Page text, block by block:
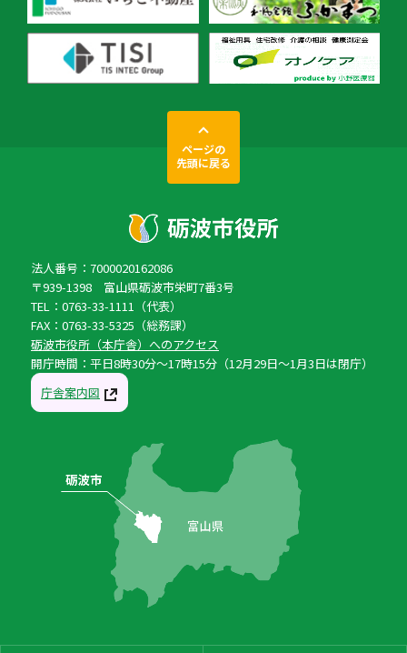
ページの
先頭に戻る
法人番号：7000020162086
〒939-1398 富山県砺波市栄町7番3号
TEL：0763-33-1111（代表）
FAX：0763-33-5325（総務課）
砺波市役所（本庁舎）へのアクセス
開庁時間：平日8時30分〜17時15分（12月29日〜1月3日は閉庁）
庁舎案内図